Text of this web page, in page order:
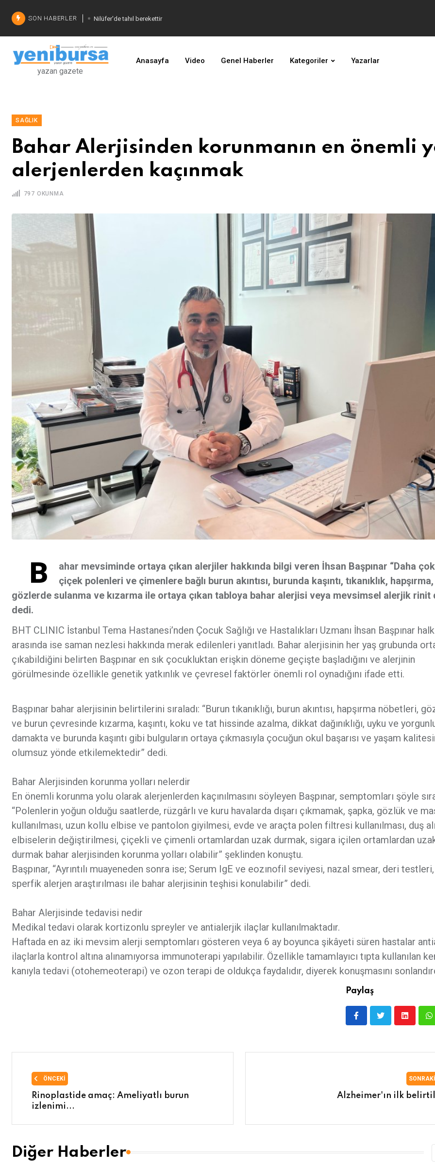
SON HABERLER Nilüfer'de tahıl berekettir
Şadi Özdemir'den çözüm
İşinizi geliştirin
yazan gazete
Anasayfa Video Genel Haberler Kategoriler Yazarlar
SAĞLIK
Bahar Alerjisinden korunmanın en önemli
alerjenlerden kaçınmak
797 OKUNMA
B
ahar mevsiminde ortaya çıkan alerjiler hakkında bilgi veren İhsan Başpınar “Daha
çiçek polenleri ve çimenlere bağlı burun akıntısı, burunda kaşıntı, tıkanıklık, hapşırma,
gözlerde sulanma ve kızarma ile ortaya çıkan tabloya bahar alerjisi veya mevsimsel alerjik rinit
dedi.
BHT CLINIC İstanbul Tema Hastanesi’nden Çocuk Sağlığı ve Hastalıkları Uzmanı İhsan Başpınar halk
arasında ise saman nezlesi hakkında merak edilenleri yanıtladı. Bahar alerjisinin her yaş grubunda
çıkabildiğini belirten Başpınar en sık çocukluktan erişkin döneme geçişte başladığını ve alerjinin
görülmesinde özellikle genetik yatkınlık ve çevresel faktörler önemli rol oynadığını ifade etti.
Başpınar bahar alerjisinin belirtilerini sıraladı: “Burun tıkanıklığı, burun akıntısı, hapşırma nöbetleri,
ve burun çevresinde kızarma, kaşıntı, koku ve tat hissinde azalma, dikkat dağınıklığı, uyku ve
damakta ve burunda kaşıntı gibi bulguların ortaya çıkmasıyla çocuğun okul başarısı ve yaşam
olumsuz yönde etkilemektedir” dedi.
Bahar Alerjisinden korunma yolları nelerdir
En önemli korunma yolu olarak alerjenlerden kaçınılmasını söyleyen Başpınar, semptomları şöyle
“Polenlerin yoğun olduğu saatlerde, rüzgârlı ve kuru havalarda dışarı çıkmamak, şapka, gözlük ve
kullanılması, uzun kollu elbise ve pantolon giyilmesi, evde ve araçta polen filtresi kullanılması, duş
elbiselerin değiştirilmesi, çiçekli ve çimenli ortamlardan uzak durmak, sigara içilen ortamlardan
durmak bahar alerjisinden korunma yolları olabilir” şeklinden konuştu.
Başpınar, “Ayrıntılı muayeneden sonra ise; Serum IgE ve eozınofil seviyesi, nazal smear, deri
sperfik alerjen araştırılması ile bahar alerjisinin teşhisi konulabilir” dedi.
Bahar Alerjisinde tedavisi nedir
Medikal tedavi olarak kortizonlu spreyler ve antialerjik ilaçlar kullanılmaktadır.
Haftada en az iki mevsim alerji semptomları gösteren veya 6 ay boyunca şikâyeti süren hastalar
ilaçlarla kontrol altına alınamıyorsa immunoterapi yapılabilir. Özellikle tamamlayıcı tıpta kullanılan
kanıyla tedavi (otohemeoterapi) ve ozon terapi de oldukça faydalıdır, diyerek konuşmasını
Paylaş
ÖNCEKI
Rinoplastide amaç: Ameliyatlı burun
izlenimi...
Alzheimer'ın ilk
Diğer Haberler